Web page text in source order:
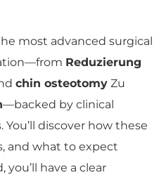
most advanced surgical
Reduzierung
chin osteotomy Zu
—backed by clinical
discover how these
and what to expect
have a clear